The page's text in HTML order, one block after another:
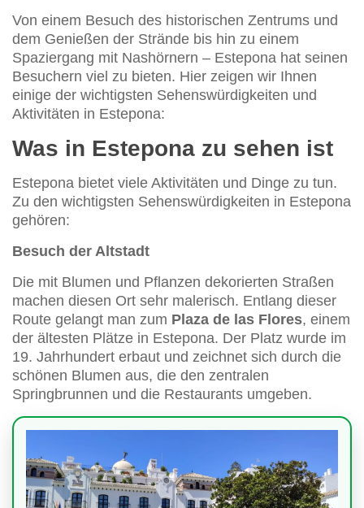
Von einem Besuch des historischen Zentrums und
dem Genießen der Strände bis hin zu einem
Spaziergang mit Nashörnern – Estepona hat seinen
Besuchern viel zu bieten. Hier zeigen wir Ihnen
einige der wichtigsten Sehenswürdigkeiten und
Aktivitäten in Estepona:
Was in Estepona zu sehen ist
Estepona bietet viele Aktivitäten und Dinge zu tun.
Zu den wichtigsten Sehenswürdigkeiten in Estepona
gehören:
Besuch der Altstadt
Die mit Blumen und Pflanzen dekorierten Straßen
machen diesen Ort sehr malerisch. Entlang dieser
Route gelangt man zum Plaza de las Flores, einem
der ältesten Plätze in Estepona. Der Platz wurde im
19. Jahrhundert erbaut und zeichnet sich durch die
schönen Blumen aus, die den zentralen
Springbrunnen und die Restaurants umgeben.